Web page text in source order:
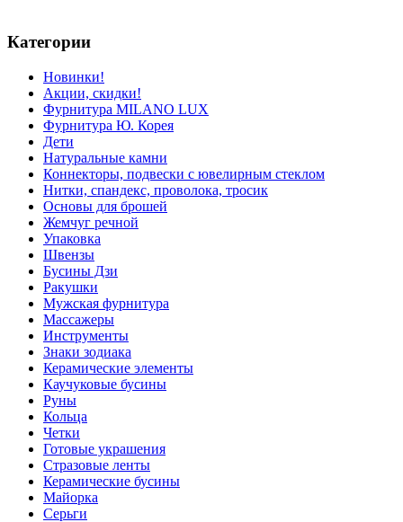
Категории
Новинки!
Акции, скидки!
Фурнитура MILANO LUX
Фурнитура Ю. Корея
Дети
Натуральные камни
Коннекторы, подвески с ювелирным стеклом
Нитки, спандекс, проволока, тросик
Основы для брошей
Жемчуг речной
Упаковка
Швензы
Бусины Дзи
Ракушки
Мужская фурнитура
Массажеры
Инструменты
Знаки зодиака
Керамические элементы
Каучуковые бусины
Руны
Кольца
Четки
Готовые украшения
Стразовые ленты
Керамические бусины
Майорка
Серьги